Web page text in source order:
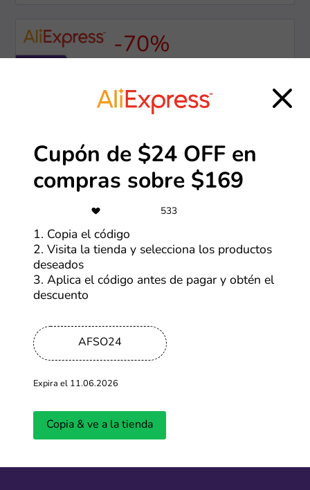
-70%
Más cupones de AliExpress
-50%
Ofertas Nike de hasta 50% OFF
Más cupones de Nike
S/2
Más cupones de Alibaba
-70%
Cupón de $24 OFF en
compras sobre $169
533
1. Copia el código
2. Visita la tienda y selecciona los productos
deseados
3. Aplica el código antes de pagar y obtén el
descuento
AFSO24
Expira el 11.06.2026
Copia & ve a la tienda